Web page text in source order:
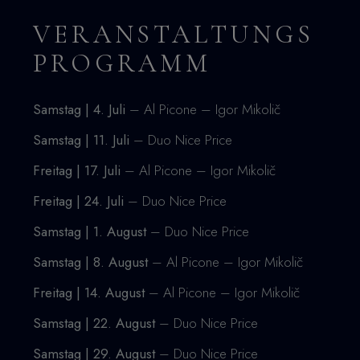
VERANSTALTUNGS
PROGRAMM
Samstag | 4. Juli – Al Picone – Igor Mikolič
Samstag | 11. Juli – Duo Nice Price
Freitag | 17. Juli – Al Picone – Igor Mikolič
Freitag | 24. Juli – Duo Nice Price
Samstag | 1. August– Duo Nice Price
Samstag | 8. August– Al Picone – Igor Mikolič
Freitag | 14. August– Al Picone – Igor Mikolič
Samstag | 22. August– Duo Nice Price
Samstag | 29. August– Duo Nice Price